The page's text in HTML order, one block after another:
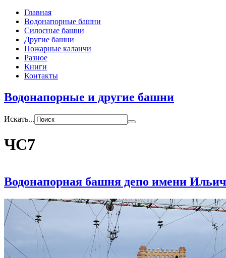
Главная
Водонапорные башни
Силосные башни
Другие башни
Пожарные каланчи
Разное
Книги
Контакты
Водонапорные и другие башни
Искать...
ЧС7
Водонапорная башня депо имени